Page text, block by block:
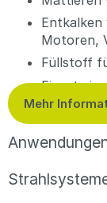
Entkalken
Motoren,
Füllstoff
Einsatz in
Mehr